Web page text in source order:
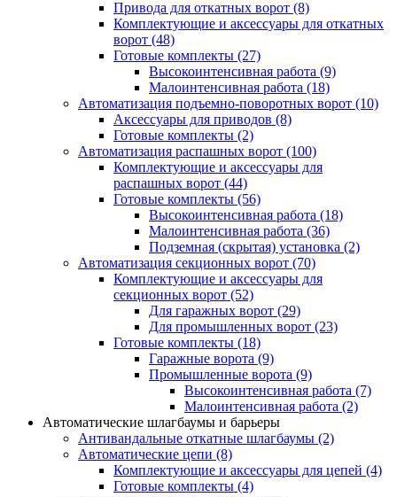
Привода для откатных ворот (8)
Комплектующие и аксессуары для откатных
ворот (48)
Готовые комплекты (27)
Высокоинтенсивная работа (9)
Малоинтенсивная работа (18)
Автоматизация подъемно-поворотных ворот (10)
Аксессуары для приводов (8)
Готовые комплекты (2)
Автоматизация распашных ворот (100)
Комплектующие и аксессуары для
распашных ворот (44)
Готовые комплекты (56)
Высокоинтенсивная работа (18)
Малоинтенсивная работа (36)
Подземная (скрытая) установка (2)
Автоматизация секционных ворот (70)
Комплектующие и аксессуары для
секционных ворот (52)
Для гаражных ворот (29)
Для промышленных ворот (23)
Готовые комплекты (18)
Гаражные ворота (9)
Промышленные ворота (9)
Высокоинтенсивная работа (7)
Малоинтенсивная работа (2)
Автоматические шлагбаумы и барьеры
Антивандальные откатные шлагбаумы (2)
Автоматические цепи (8)
Комплектующие и аксессуары для цепей (4)
Готовые комплекты (4)